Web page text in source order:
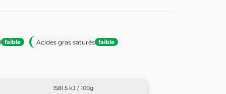
faible Acides gras saturés faible
1581.5 kJ / 100g